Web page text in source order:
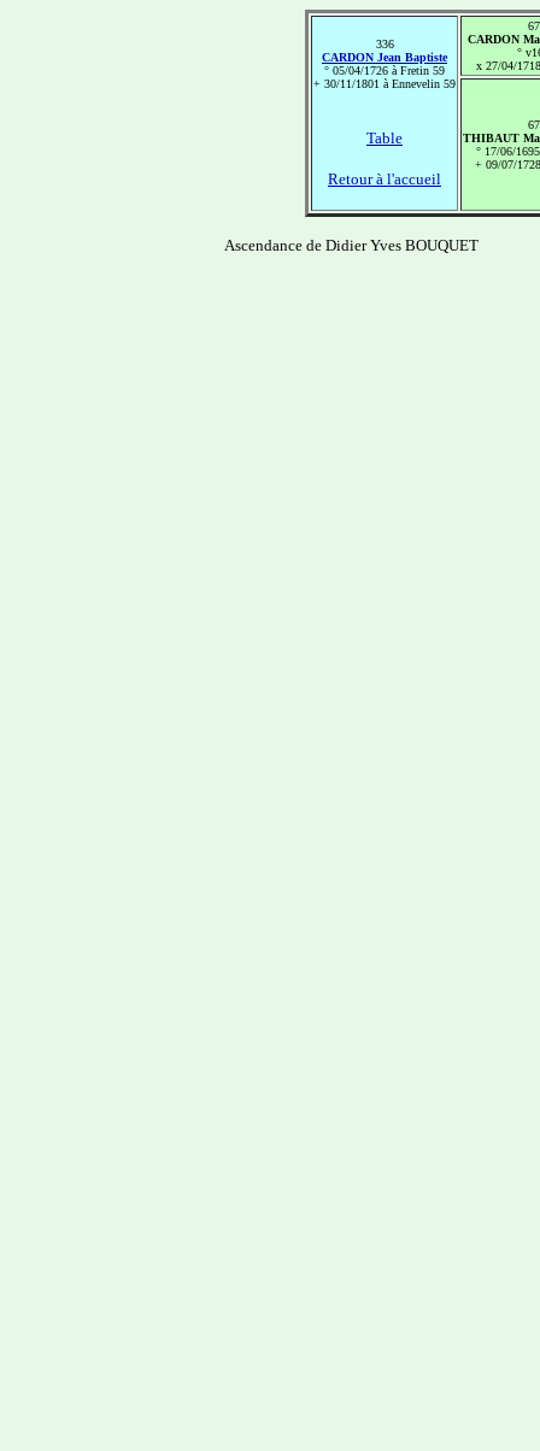
336
CARDON Jean Baptiste
° 05/04/1726 à Fretin 59
+ 30/11/1801 à Ennevelin 59
Table
Retour à l'accueil
CARDON
°
x 27/04/
THIBAUT
° 17/06/
+ 09/07/
Ascendance de Didier Yves BOUQUET